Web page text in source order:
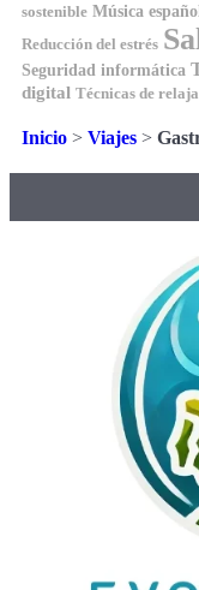
sostenible Música
Reducción del estrés
Seguridad informática
digital Técnicas de
Inicio > Viajes >